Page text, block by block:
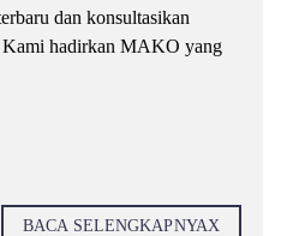
dan konsultasikan
Kami hadirkan MAKO yang
BACA SELENGKAPNYAX